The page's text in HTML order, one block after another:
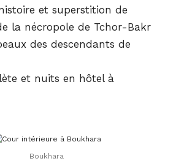
et superstition de
la nécropole de Tchor-Bakr
des descendants de
et nuits en hôtel à
Boukhara